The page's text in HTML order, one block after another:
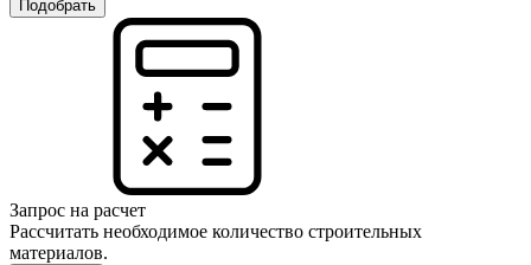
Подобрать
Запрос на расчет
Рассчитать необходимое количество строительных
материалов.